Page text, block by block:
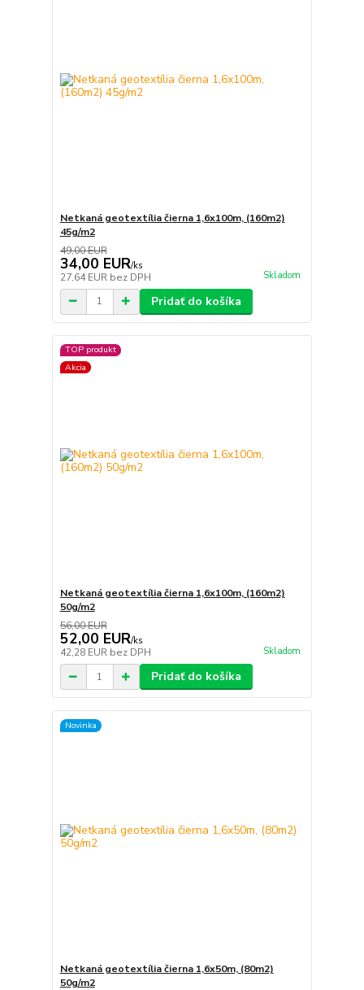
Netkaná geotextília čierna 1,6x100m, (160m2)
45g/m2
49,00 EUR
34,00 EUR/ks
27,64 EUR bez DPH Skladom
Pridať do košíka
TOP produkt
Akcia
Netkaná geotextília čierna 1,6x100m, (160m2)
50g/m2
56,00 EUR
52,00 EUR/ks
42,28 EUR bez DPH Skladom
Pridať do košíka
Novinka
Netkaná geotextília čierna 1,6x50m, (80m2)
50g/m2